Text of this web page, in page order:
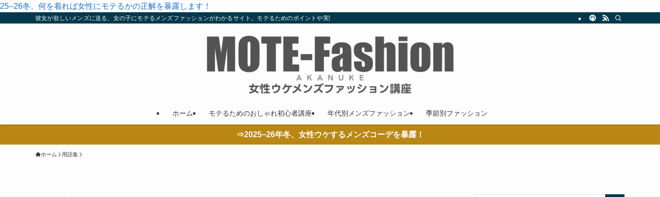
25--26冬、何を着れば女性にモテるかの正解を暴露します！
彼女が欲しいメンズに送る、女の子にモテるメンズファッションがわかるサイト。モテるためのポイントや実際の着こなし、コーデやコラムも随時更新。
ホーム モテるためのおしゃれ初心者講座 年代別メンズファッション 季節別ファッション
⇒2025−26年冬、女性ウケするメンズコーデを暴露！
ホーム 用語集